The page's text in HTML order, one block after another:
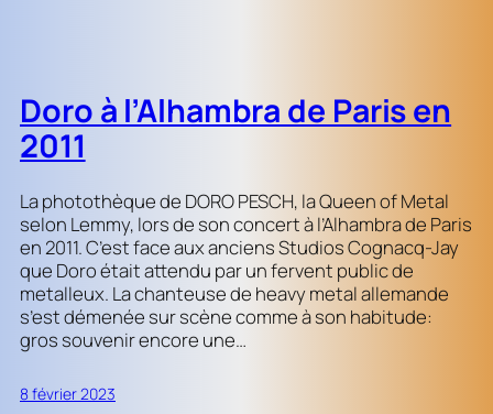
Doro à l’Alhambra de Paris en
2011
La photothèque de DORO PESCH, la Queen of Metal
selon Lemmy, lors de son concert à l’Alhambra de Paris
en 2011. C’est face aux anciens Studios Cognacq-Jay
que Doro était attendu par un fervent public de
metalleux. La chanteuse de heavy metal allemande
s’est démenée sur scène comme à son habitude:
gros souvenir encore une…
8 février 2023